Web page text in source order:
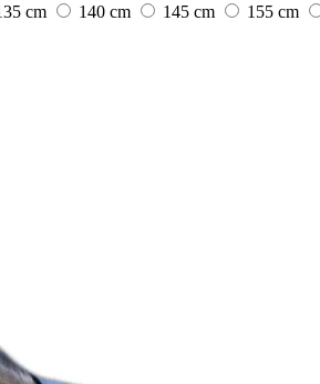
cm 140 cm 145 cm 155 cm